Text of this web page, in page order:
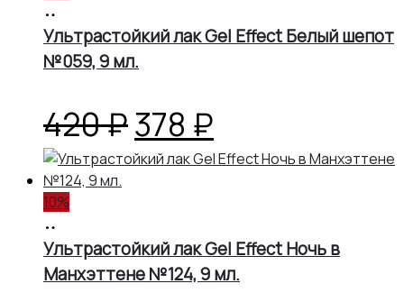
420 ₽.
корзину
Ультрастойкий лак Gel Effect Белый шепот
№059, 9 мл.
420₽Первоначальная
цена
420 ₽.
378 ₽
цена:
10%
корзину
Ультрастойкий лак Gel Effect Ночь в
Манхэттене №124, 9 мл.